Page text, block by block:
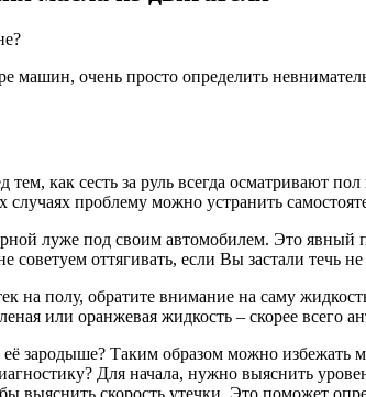
машин, очень просто определить
как сесть за руль всегда осматривают
проблему можно устранить
луже под своим автомобилем. Это явный
советуем оттягивать, если Вы застали течь
на полу, обратите внимание на саму
или оранжевая жидкость – скорее всего
зародыше? Таким образом можно избежать
Для начала, нужно выяснить
выяснить скорость утечки. Это поможет